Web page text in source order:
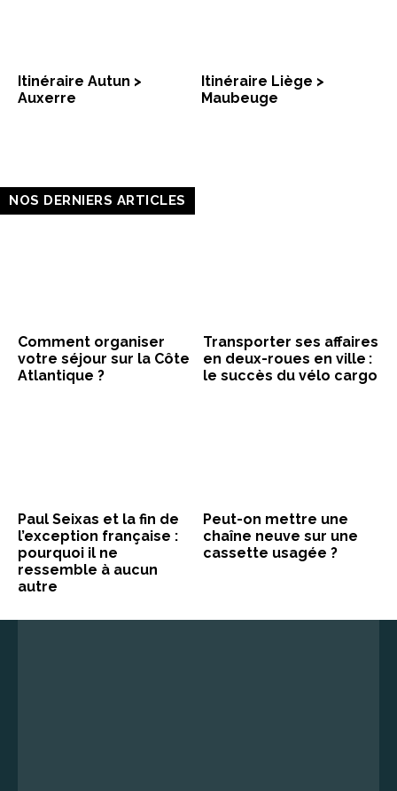
Itinéraire Autun >
Auxerre
Itinéraire Liège >
Maubeuge
NOS DERNIERS ARTICLES
Comment organiser
votre séjour sur la Côte
Atlantique ?
Transporter ses affaires
en deux-roues en ville :
le succès du vélo cargo
Paul Seixas et la fin de
l’exception française :
pourquoi il ne
ressemble à aucun
autre
Peut-on mettre une
chaîne neuve sur une
cassette usagée ?